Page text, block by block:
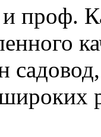
и проф.